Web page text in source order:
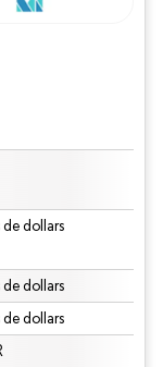
dollars
dollars
dollars